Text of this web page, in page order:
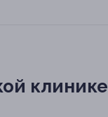
клинике